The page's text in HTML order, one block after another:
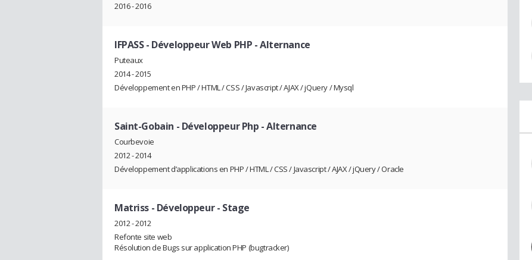
2016 - 2016
IFPASS- Développeur Web PHP - Alternance
Puteaux
2014 - 2015
Développement en PHP / HTML / CSS / Javascript / AJAX / jQuery / Mysql
Saint-Gobain - Développeur Php - Alternance
Courbevoie
2012 - 2014
Développement d’applications en PHP / HTML / CSS / Javascript / AJAX / jQuery / Oracle
Matriss - Développeur - Stage
2012 - 2012
Refonte site web
Résolution de Bugs sur application PHP (bugtracker)